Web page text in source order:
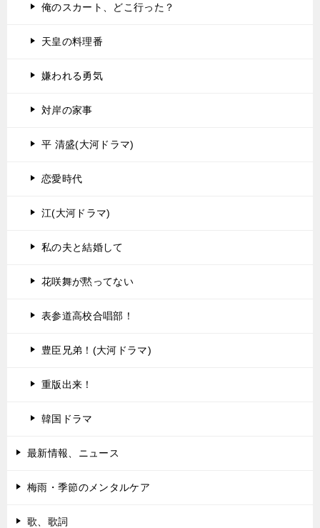
俺のスカート、どこ行った？
天皇の料理番
嫌われる勇気
対岸の家事
平 清盛(大河ドラマ)
恋愛時代
江(大河ドラマ)
私の夫と結婚して
花咲舞が黙ってない
表参道高校合唱部！
豊臣兄弟！(大河ドラマ)
重版出来！
韓国ドラマ
最新情報、ニュース
梅雨・季節のメンタルケア
歌、歌詞